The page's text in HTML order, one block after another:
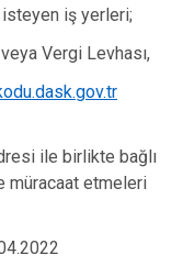
iş yerleri;
Vergi Levhası,
ile birlikte bağlı
müracaat etmeleri